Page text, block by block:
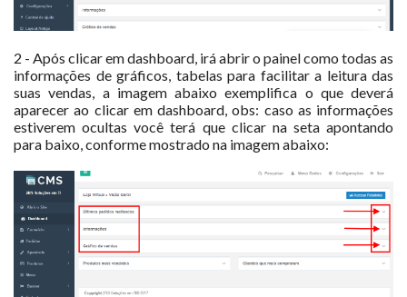
2 - Após clicar em dashboard, irá abrir o painel como todas as
informações de gráficos, tabelas para facilitar a leitura das
suas vendas, a imagem abaixo exemplifica o que deverá
aparecer ao clicar em dashboard, obs: caso as informações
estiverem ocultas você terá que clicar na seta apontando
para baixo, conforme mostrado na imagem abaixo: